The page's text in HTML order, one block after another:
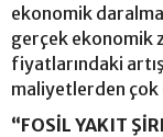
ekonomik
gerçek ekonomik
fiyatlarındaki
maliyetlerden çok
“FOSİL YAKIT